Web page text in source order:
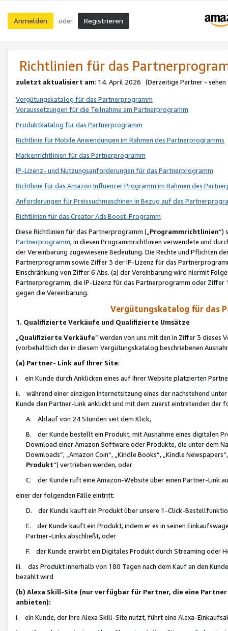
Anmelden oder Registrieren
Richtlinien für das
zuletzt aktualisiert am: 14. April 2026 (Derzeitige Partner - sehen
Vergütungskatalog für das Partnerprogramm
Voraussetzungen für die Teilnahme am Partnerprogramm
Produktkatalog für das Partnerprogramm
Richtlinie für Mobile Anwendungen im Rahmen des Partnerprogramms
Markenrichtlinien für das Partnerprogramm
IP-Lizenz- und Nutzungsanforderungen für das Partnerprogramm
Richtlinie für das Amazon Influencer Programm im Rahmen des
Anforderungen für Preissuchmaschinen in Bezug auf das
Richtlinien für das Creator Ads Boost-Programm
Diese Richtlinien für das Partnerprogramm („Programmrichtlinien“)
Partnerprogramm; in diesen Programmrichtlinien verwendete und
der Vereinbarung zugewiesene Bedeutung. Die Rechte und Pflichten
Partnerprogramm sowie Ziffer 3 der IP-Lizenz für das
Einschränkung von Ziffer 6 Abs. (a) der Vereinbarung wird hiermit
Partnerprogramm, die IP-Lizenz für das Partnerprogramm oder
gegen die Vereinbarung.
Vergütungskatalog für das
1. Qualifizierte Verkäufe und Qualifizierte Umsätze
Qualifizierte Verkäufe“ werden von uns mit den in Ziffer 3
(vorbehaltlich der in diesem Vergütungskatalog beschriebenen
(a) Partner- Link auf Ihrer Site:
i. ein Kunde durch Anklicken eines auf Ihrer Website platzierten
ii. während einer einzigen Internetsitzung eines der nachstehend
Kunde den Partner-Link anklickt und mit dem zuerst eintretenden der
A. Ablauf von 24 Stunden seit dem Klick,
B. der Kunde bestellt ein Produkt, mit Ausnahme eines digitalen
Download einer Amazon Software oder Produkte, die unter dem
Downloads“, „Amazon Coin“, „Kindle Books“, „Kindle
Produkt“) vertrieben werden, oder
C. der Kunde ruft eine Amazon-Website über einen Partner-Link
einer der folgenden Fälle eintritt:
D. der Kunde kauft ein Produkt über unsere 1-Click-
E. der Kunde kauft ein Produkt, indem er es in seinen
Partner-Links abschließt, oder
F. der Kunde erwirbt ein Digitales Produkt durch Streaming oder
iii. das Produkt innerhalb von 180 Tagen nach dem Kauf an den
bezahlt wird
(b) Alexa Skill-Site (nur verfügbar für Partner, die eine
anbieten):
i. ein Kunde, der Ihre Alexa Skill-Site nutzt, führt eine Alexa-